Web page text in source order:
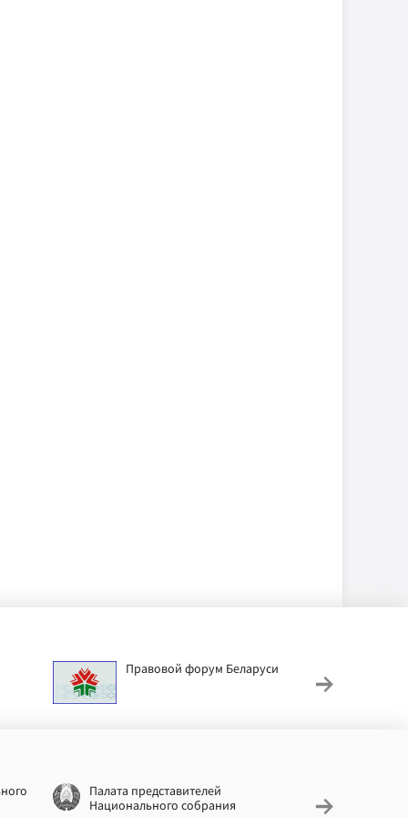
Правовой форум Беларуси
Палата представителей
Национального собрания